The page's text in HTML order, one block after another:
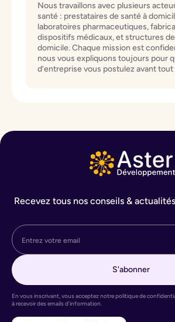
Nous travaillons avec plusieurs
santé : prestataires de santé à
laboratoires pharmaceutiques,
dispositifs médicaux, et structures
domicile. Chaque mission est
nous vous expliquons toujours pour
d’entreprise vous postulez avant
Recevez tous nos conseils &
En vous inscrivant, vous acceptez notre politique de
à recevoir des emails d’information.